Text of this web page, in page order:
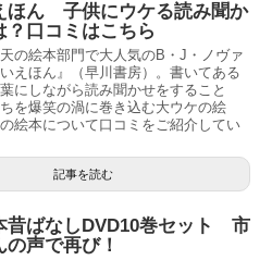
ほん 子供にウケる読み聞か
？口コミはこちら
の絵本部門で大人気のB・J・ノヴァ
えほん』（早川書房）。書いてある
にしながら読み聞かせをすること
を爆笑の渦に巻き込む大ウケの絵
絵本について口コミをご紹介してい
記事を読む
昔ばなしDVD10巻セット 市
声で再び！